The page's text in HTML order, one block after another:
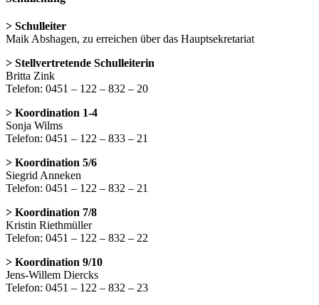
> Schulleiter
Maik Abshagen, zu erreichen über das Hauptsekretariat
> Stellvertretende Schulleiterin
Britta Zink
Telefon: 0451 – 122 – 832 – 20
> Koordination 1-4
Sonja Wilms
Telefon: 0451 – 122 – 833 – 21
> Koordination 5/6
Siegrid Anneken
Telefon: 0451 – 122 – 832 – 21
> Koordination 7/8
Kristin Riethmüller
Telefon: 0451 – 122 – 832 – 22
> Koordination 9/10
Jens-Willem Diercks
Telefon: 0451 – 122 – 832 – 23